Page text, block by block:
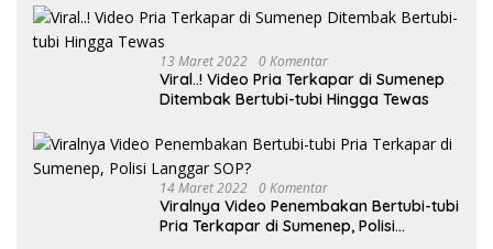
13 Maret 2022 0 Komentar
Viral..! Video Pria Terkapar di Sumenep
Ditembak Bertubi-tubi Hingga Tewas
14 Maret 2022 0 Komentar
Viralnya Video Penembakan Bertubi-tubi
Pria Terkapar di Sumenep, Polisi